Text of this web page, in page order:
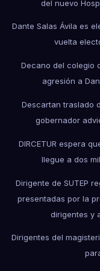
del nuevo
Dante Salas Ávila es
vuelta
Decano del colegio
agresión a
Descartan traslado
gobernador
DIRCETUR espera
llegue a dos
Dirigente de SUTEP
presentadas por la
dirigentes y
Dirigentes del